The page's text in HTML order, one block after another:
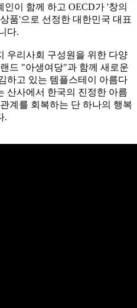
이 함께 하고 OECD가 '창의
품'으로 선정한 대한민국 대표
다.
우리사회 구성원을 위한 다양
드 "아생여당"과 함께 새로운
하고 있는 템플스테이 아름다
산사에서 한국의 진정한 아름
계를 회복하는 단 하나의 행복
.